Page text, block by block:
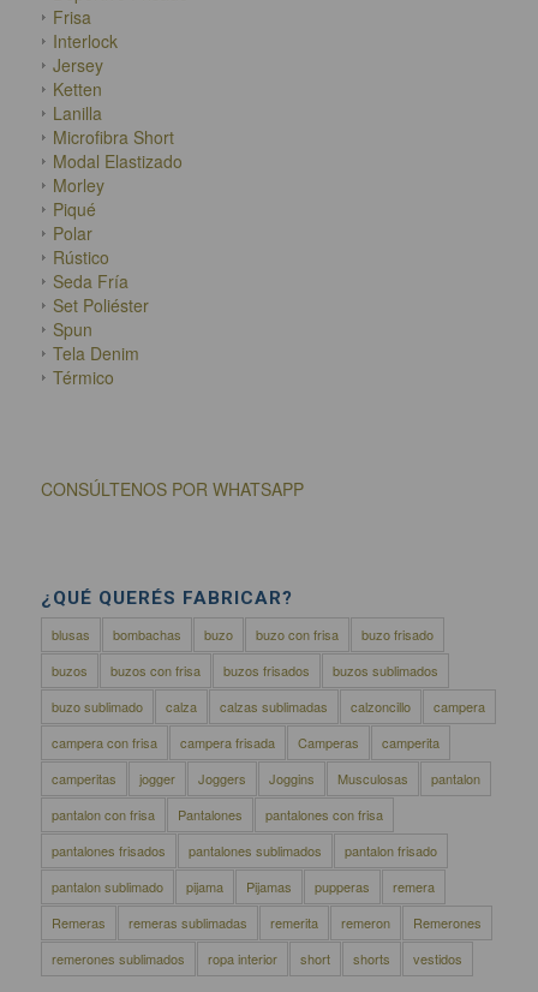
Frisa
Interlock
Jersey
Ketten
Lanilla
Microfibra Short
Modal Elastizado
Morley
Piqué
Polar
Rústico
Seda Fría
Set Poliéster
Spun
Tela Denim
Térmico
CONSÚLTENOS POR WHATSAPP
¿QUÉ QUERÉS FABRICAR?
blusas bombachas buzo buzo con frisa
buzo frisado
buzos
buzos con frisa buzos frisados
buzos sublimados
buzo sublimado
calza calzas sublimadas calzoncillo
campera
campera con frisa
campera frisada Camperas
camperita
camperitas
jogger Joggers Joggins Musculosas
pantalon
pantalon con frisa
Pantalones
pantalones con frisa
pantalones frisados
pantalones sublimados
pantalon frisado
pantalon sublimado
pijama Pijamas pupperas
remera
Remeras
remeras sublimadas remerita remeron
Remerones
remerones sublimados
ropa interior short shorts vestidos